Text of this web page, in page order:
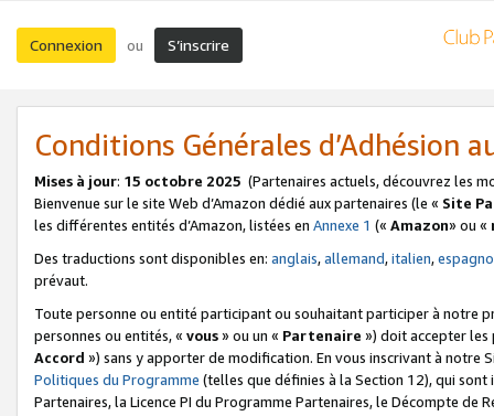
Connexion ou S’inscrire
Conditions Générales d’Adhésion
Mises à jour: 15 octobre 2025 (Partenaires actuels, découvrez les
Bienvenue sur le site Web d’Amazon dédié aux partenaires (le « Site
les différentes entités d’Amazon, listées en Annexe 1 (« Amazon» ou «
Des traductions sont disponibles en: anglais,allemand,italien,
prévaut.
Toute personne ou entité participant ou souhaitant participer à notre
personnes ou entités, « vous» ou un « Partenaire ») doit accepter les
Accord ») sans y apporter de modification. En vous inscrivant à notre
Politiques du Programme (telles que définies à la Section 12), qui
Partenaires, la Licence PI du Programme Partenaires, le Décompte de